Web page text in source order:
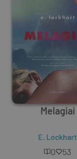
Melagiai
E. Lockhart
0 53